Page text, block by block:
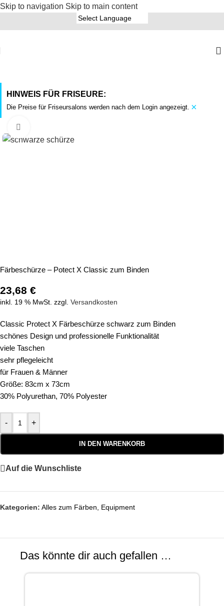
Skip to navigation Skip to main content
HINWEIS FÜR FRISEURE:
Die Preise für Friseursalons werden nach dem Login angezeigt. ×
Färbeschürze – Potect X Classic zum Binden
23,68 €
inkl. 19 % MwSt. zzgl. Versandkosten
Classic Protect X Färbeschürze schwarz zum Binden
schönes Design und professionelle Funktionalität
viele Taschen
sehr pflegeleicht
für Frauen & Männer
Größe: 83cm x 73cm
30% Polyurethan, 70% Polyester
- +
IN DEN WARENKORB
Auf die Wunschliste
Kategorien: Alles zum Färben Equipment
Das könnte dir auch gefallen …